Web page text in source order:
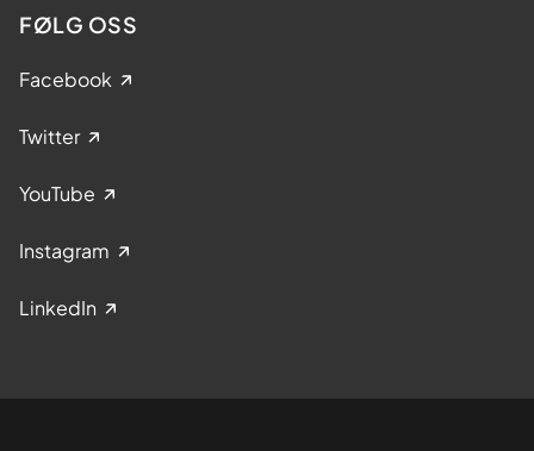
FØLG OSS
Facebook
Twitter
YouTube
Instagram
LinkedIn